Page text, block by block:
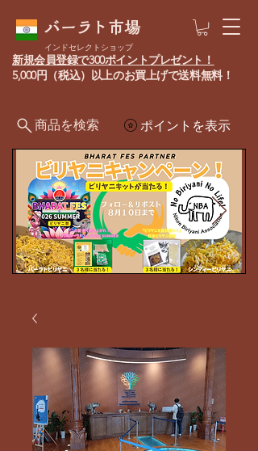
バーラト市場
ポイントを表示
新規会員登録で300ポイントプレゼント！
5,000円（税込）以上のお買上げで送料無料！
インドセレクトショップ
商品を検索